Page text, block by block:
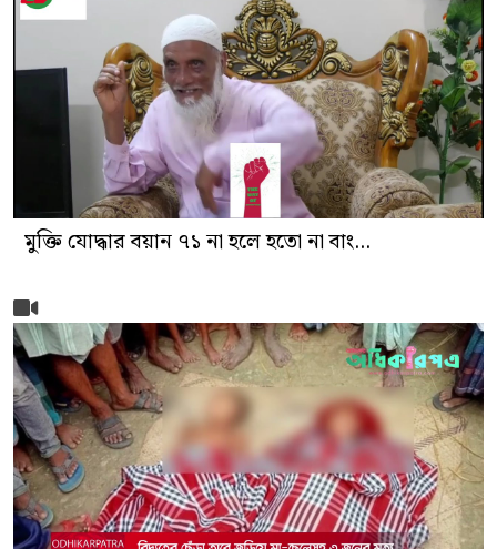
মুক্তি যোদ্ধার বয়ান ৭১ না হলে হতো না বাং...